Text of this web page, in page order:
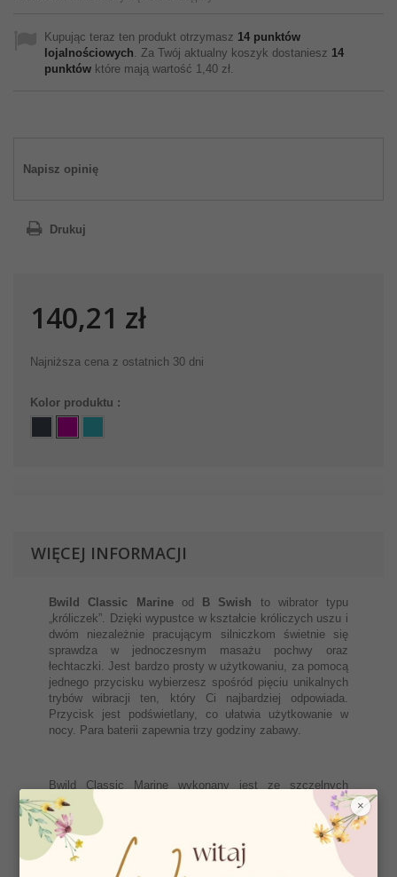
Kupując teraz ten produkt otrzymasz 14 punktów
lojalnościowych. Za Twój aktualny koszyk dostaniesz 14
punktów które mają wartość 1,40 zł.
Napisz opinię
Drukuj
140,21 zł
Najniższa cena z ostatnich 30 dni
Kolor produktu :
WIĘCEJ INFORMACJI
Bwild Classic Marineod B Swish to wibrator typu
„króliczek”. Dzięki wypustce w kształcie króliczych uszu i
dwóm niezależnie pracującym silniczkom świetnie się
sprawdza w jednoczesnym masażu pochwy oraz
łechtaczki. Jest bardzo prosty w użytkowaniu, za pomocą
jednego przycisku wybierzesz spośród pięciu unikalnych
trybów wibracji ten, który Ci najbardziej odpowiada.
Przycisk jest podświetlany, co ułatwia użytkowanie w
nocy. Para baterii zapewnia trzy godziny zabawy.
Bwild Classic Marine wykonany jest ze szczelnych
materiałów i jest całkowicie wodoodporny, możesz go bez
obaw myć pod bieżącą wodą przy użyciu dobrego mydła
antybakteryjnego. Podczas zabawy proponujemy używać
wyłącznie lubrykantów na bazie wody, ponieważ inne, a w
szczególności te na bazie silikonu, mogą doprowadzić do
×